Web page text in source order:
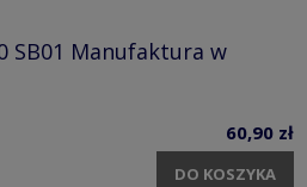
SB01 Manufaktura w
60,90 zł
DO KOSZYKA